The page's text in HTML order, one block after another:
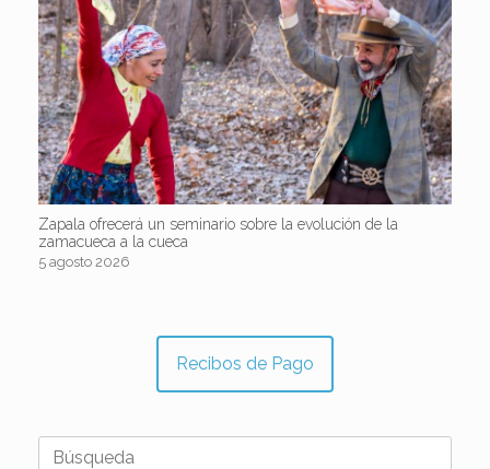
Zapala ofrecerá un seminario sobre la evolución de la
zamacueca a la cueca
5 agosto 2026
Recibos de Pago
Buscar: